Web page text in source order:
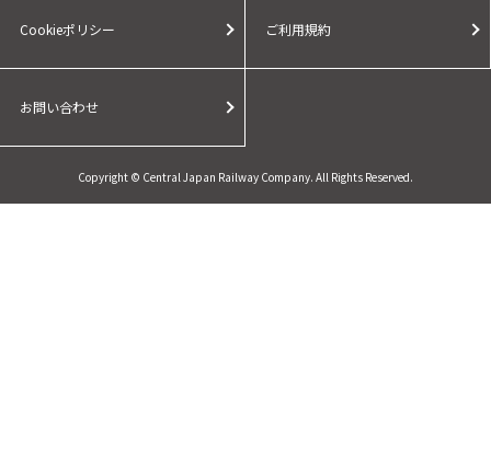
Cookieポリシー ご利用規約
お問い合わせ
Copyright © Central Japan Railway Company. All Rights Reserved.